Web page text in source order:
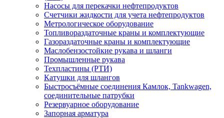
Насосы для перекачки нефтепродуктов
Счетчики жидкости для учета нефтепродуктов
Метрологическое оборудование
Топливораздаточные краны и комплектующие
Газораздаточные краны и комплектующие
Маслобензостойкие рукава и шланги
Промышленные рукава
Техпластины (РТИ)
Катушки для шлангов
Быстросъёмные соединения Камлок, Tankwagen,
соединительные патрубки
Резервуарное оборудование
Запорная арматура